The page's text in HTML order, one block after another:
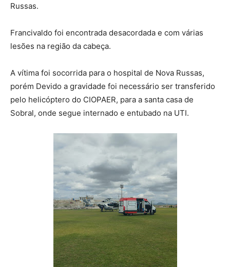
Russas.
Francivaldo foi encontrada desacordada e com várias
lesões na região da cabeça.
A vítima foi socorrida para o hospital de Nova Russas,
porém Devido a gravidade foi necessário ser transferido
pelo helicóptero do CIOPAER, para a santa casa de
Sobral, onde segue internado e entubado na UTI.